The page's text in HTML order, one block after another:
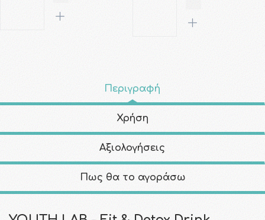
Περιγραφή
Χρήση
Αξιολογήσεις
Πως θα το αγοράσω